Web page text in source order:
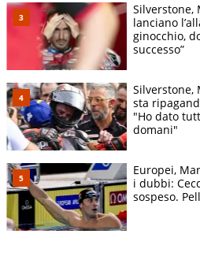
Silverstone,
lanciano
ginocchio,
successo”
Silverstone,
sta
"Ho dato
domani"
Europei,
i dubbi:
sospeso.